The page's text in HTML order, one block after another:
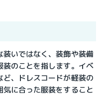
装いではなく、装飾や装備
のことを指します。イベ
、ドレスコードが軽装の
に合った服装をすること